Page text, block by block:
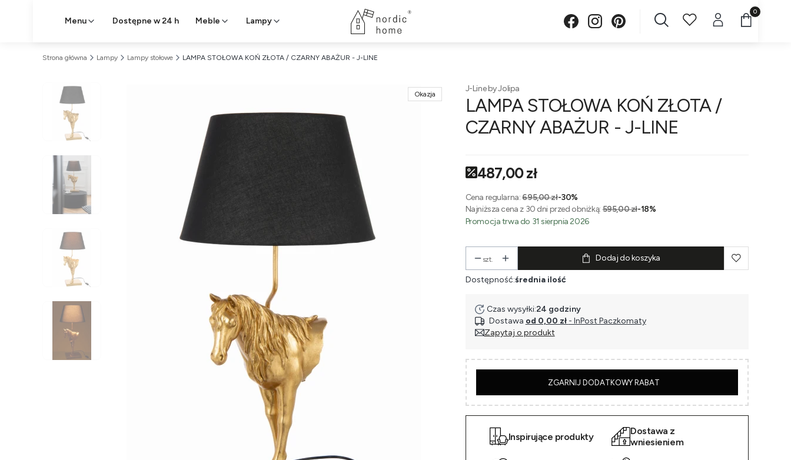
Menu Dostępne w 24 h Meble Lampy Produkty w
Strona główna Lampy Lampy stołowe LAMPA STOŁOWA KOŃ ZŁOTA / CZARNY ABAŻUR - J-LINE
Okazja
J-Line by Jolipa
LAMPA STOŁOWA KOŃ ZŁOTA /
CZARNY ABAŻUR - J-LINE
487,00 zł
Cena regularna:695,00 zł-30%
Najniższa cena z 30 dni przed obniżką: 595,00 zł-18%
Promocja trwa do 31 sierpnia 2026
szt. Dodaj do koszyka
Dostępność:średnia ilość
Czas wysyłki:24 godziny
Dostawa od 0,00 zł - InPost Paczkomaty
Zapytaj o produkt
ZGARNIJ DODATKOWY RABAT
Inspirujące produkty
Dostawa z
wniesieniem